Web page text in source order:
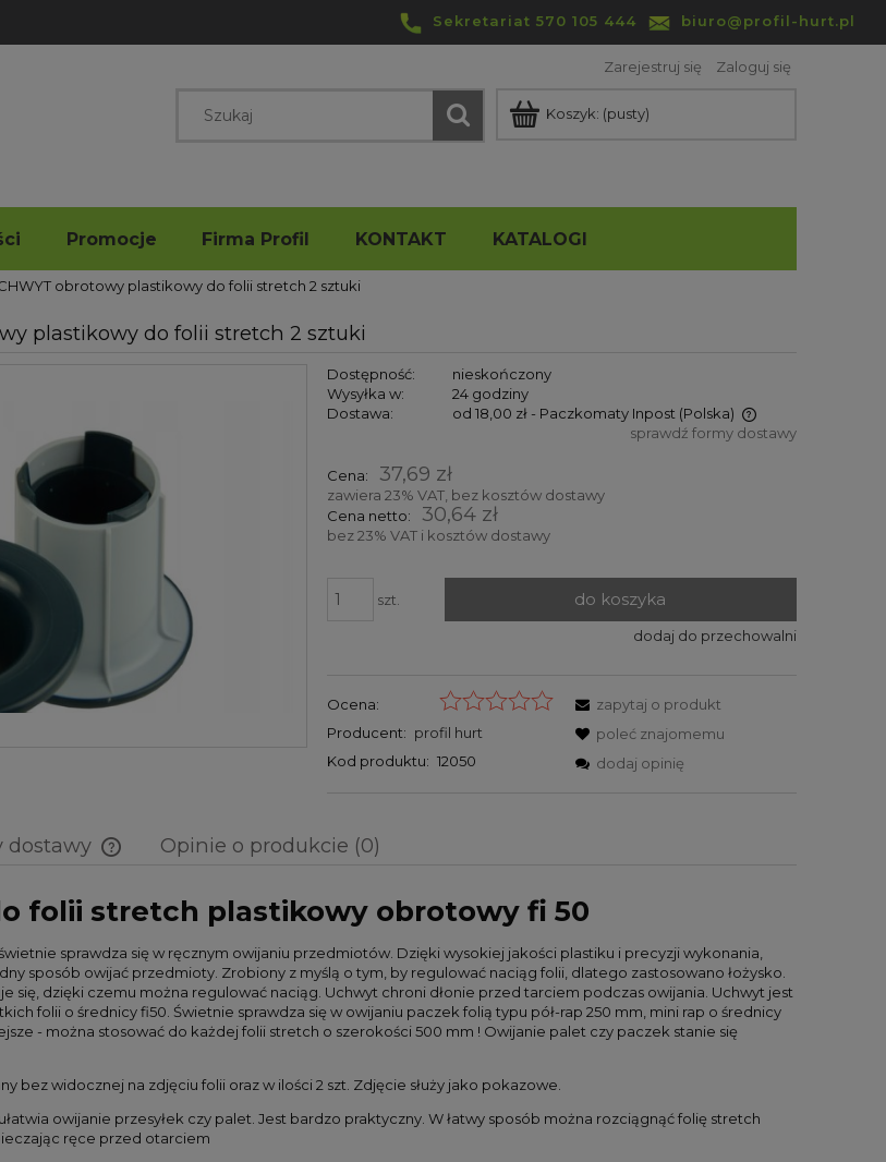
Sekretariat 570 105 444 biuro@profil-hurt.pl
Zarejestruj się Zaloguj się
Koszyk: (pusty)
Promocje Firma Profil KONTAKT KATALOGI
obrotowy plastikowy do folii stretch 2 sztuki
plastikowy do folii stretch 2 sztuki
Dostępność:
nieskończony
Wysyłka w:
24 godziny
Dostawa:
od 18,00 zł - Paczkomaty Inpost (Polska)
sprawdź formy dostawy
Cena: 37,69 zł
zawiera 23% VAT, bez kosztów dostawy
Cena netto:
30,64 zł
bez 23% VAT i kosztów dostawy
szt. do koszyka
dodaj do przechowalni
Ocena:
Producent: profil hurt
Kod produktu: 12050
zapytaj o produkt
poleć znajomemu
dodaj opinię
dostawy
Cena nie zawiera ewentualnych
kosztów płatności
Opinie o produkcie (0)
folii stretch plastikowy obrotowy fi 50
sprawdza się w ręcznym owijaniu przedmiotów. Dzięki wysokiej jakości plastiku i precyzji wykonania,
sposób owijać przedmioty. Zrobiony z myślą o tym, by regulować naciąg folii, dlatego zastosowano łożysko.
się, dzięki czemu można regulować naciąg. Uchwyt chroni dłonie przed tarciem podczas owijania. Uchwyt jest
folii o średnicy fi50. Świetnie sprawdza się w owijaniu paczek folią typu pół-rap 250 mm, mini rap o średnicy
- można stosować do każdej folii stretch o szerokości 500 mm ! Owijanie palet czy paczek stanie się
bez widocznej na zdjęciu folii oraz w ilości 2 szt. Zdjęcie służy jako pokazowe.
owijanie przesyłek czy palet. Jest bardzo praktyczny. W łatwy sposób można rozciągnąć folię stretch
ręce przed otarciem